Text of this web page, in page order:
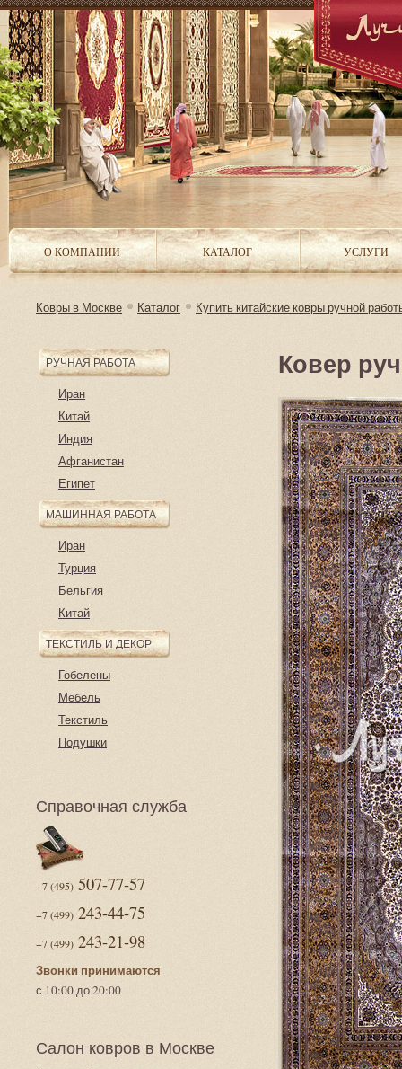
Ковры в Москве Каталог Купить китайские ковры ручной
РУЧНАЯ РАБОТА
Иран
Китай
Индия
Афганистан
Египет
МАШИННАЯ РАБОТА
Иран
Турция
Бельгия
Китай
ТЕКСТИЛЬ И ДЕКОР
Гобелены
Мебель
Текстиль
Подушки
Справочная служба
+7 (495) 507-77-57
+7 (499) 243-44-75
+7 (499) 243-21-98
Звонки принимаются
с 10:00 до 20:00
Салон ковров в Москве
Ковер
О КОМПАНИИ КАТАЛОГ УСЛУГИ